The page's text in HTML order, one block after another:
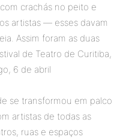
crachás no peito e
artistas — esses davam
Assim foram as duas
de Teatro de Curitiba,
6 de abril
se transformou em palco
artistas de todas as
ruas e espaços